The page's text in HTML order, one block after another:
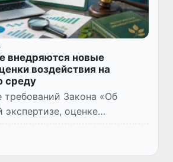
внедряются новые
воздействия на
требований Закона «Об
экспертизе, оценке
экологической оценке» от
го принято постановл...